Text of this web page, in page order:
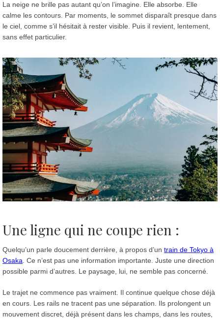
La neige ne brille pas autant qu’on l’imagine. Elle absorbe. Elle
calme les contours. Par moments, le sommet disparaît presque dans
le ciel, comme s’il hésitait à rester visible. Puis il revient, lentement,
sans effet particulier.
Une ligne qui ne coupe rien :
Quelqu’un parle doucement derrière, à propos d’un train de Tokyo à
Osaka. Ce n’est pas une information importante. Juste une direction
possible parmi d’autres. Le paysage, lui, ne semble pas concerné.
Le trajet ne commence pas vraiment. Il continue quelque chose déjà
en cours. Les rails ne tracent pas une séparation. Ils prolongent un
mouvement discret, déjà présent dans les champs, dans les routes,